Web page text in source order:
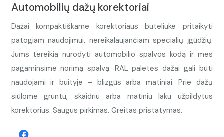
Automobilių dažų korektoriai
Dažai kompaktiškame korektoriaus buteliuke pritaikyti
patogiam naudojimui, nereikalaujančiam specialių įgūdžių.
Jums tereikia nurodyti automobilio spalvos kodą ir mes
pagaminsime norimą spalvą. RAL paletės dažai gali būti
naudojami ir buityje – blizgūs arba matiniai. Prie dažų
siūlome gruntu, skaidriu arba matiniu laku užpildytus
korektorius. Saugus pirkimas. Greitas pristatymas.